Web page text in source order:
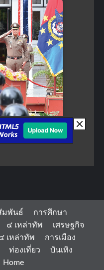
มพันธ์
การศึกษา
๔ เหล่าทัพ
เศรษฐกิจ
เหล่าทัพ
การเมือง
ท่องเที่ยว
บันเทิง
Home